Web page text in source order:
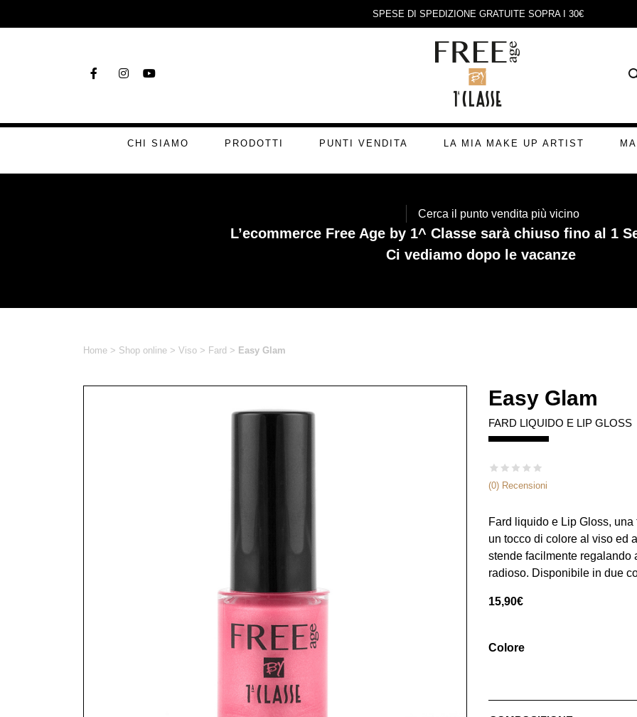
SPESE DI SPEDIZIONE GRATUITE SOPRA I 30€
CHI SIAMO PRODOTTI PUNTI VENDITA LA MIA MAKE UP ARTIST
Cerca il punto vendita più vicino
L’ecommerce Free Age by 1^ Classe sarà chiuso fino al 1
Ci vediamo dopo le vacanze
Home > Shop online > Viso > Fard > Easy Glam
Easy Glam
FARD LIQUIDO E LIP GLOSS
(0) Recensioni
15,90€
Fard liquido e Lip Gloss,
un tocco di colore al viso ed
stende facilmente regalando
radioso. Disponibile in due
Colore